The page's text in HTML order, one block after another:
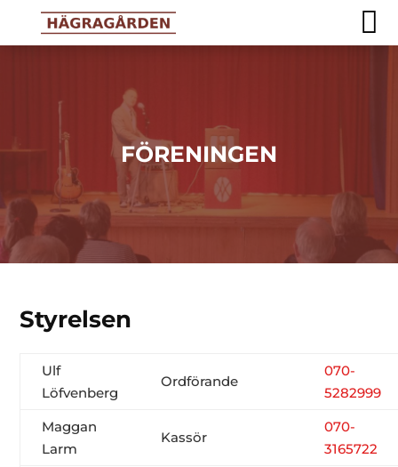

FÖRENINGEN
Styrelsen
Ulf
Löfvenberg
Ordförande
070-
5282999
Maggan
Larm
Kassör
070-
3165722